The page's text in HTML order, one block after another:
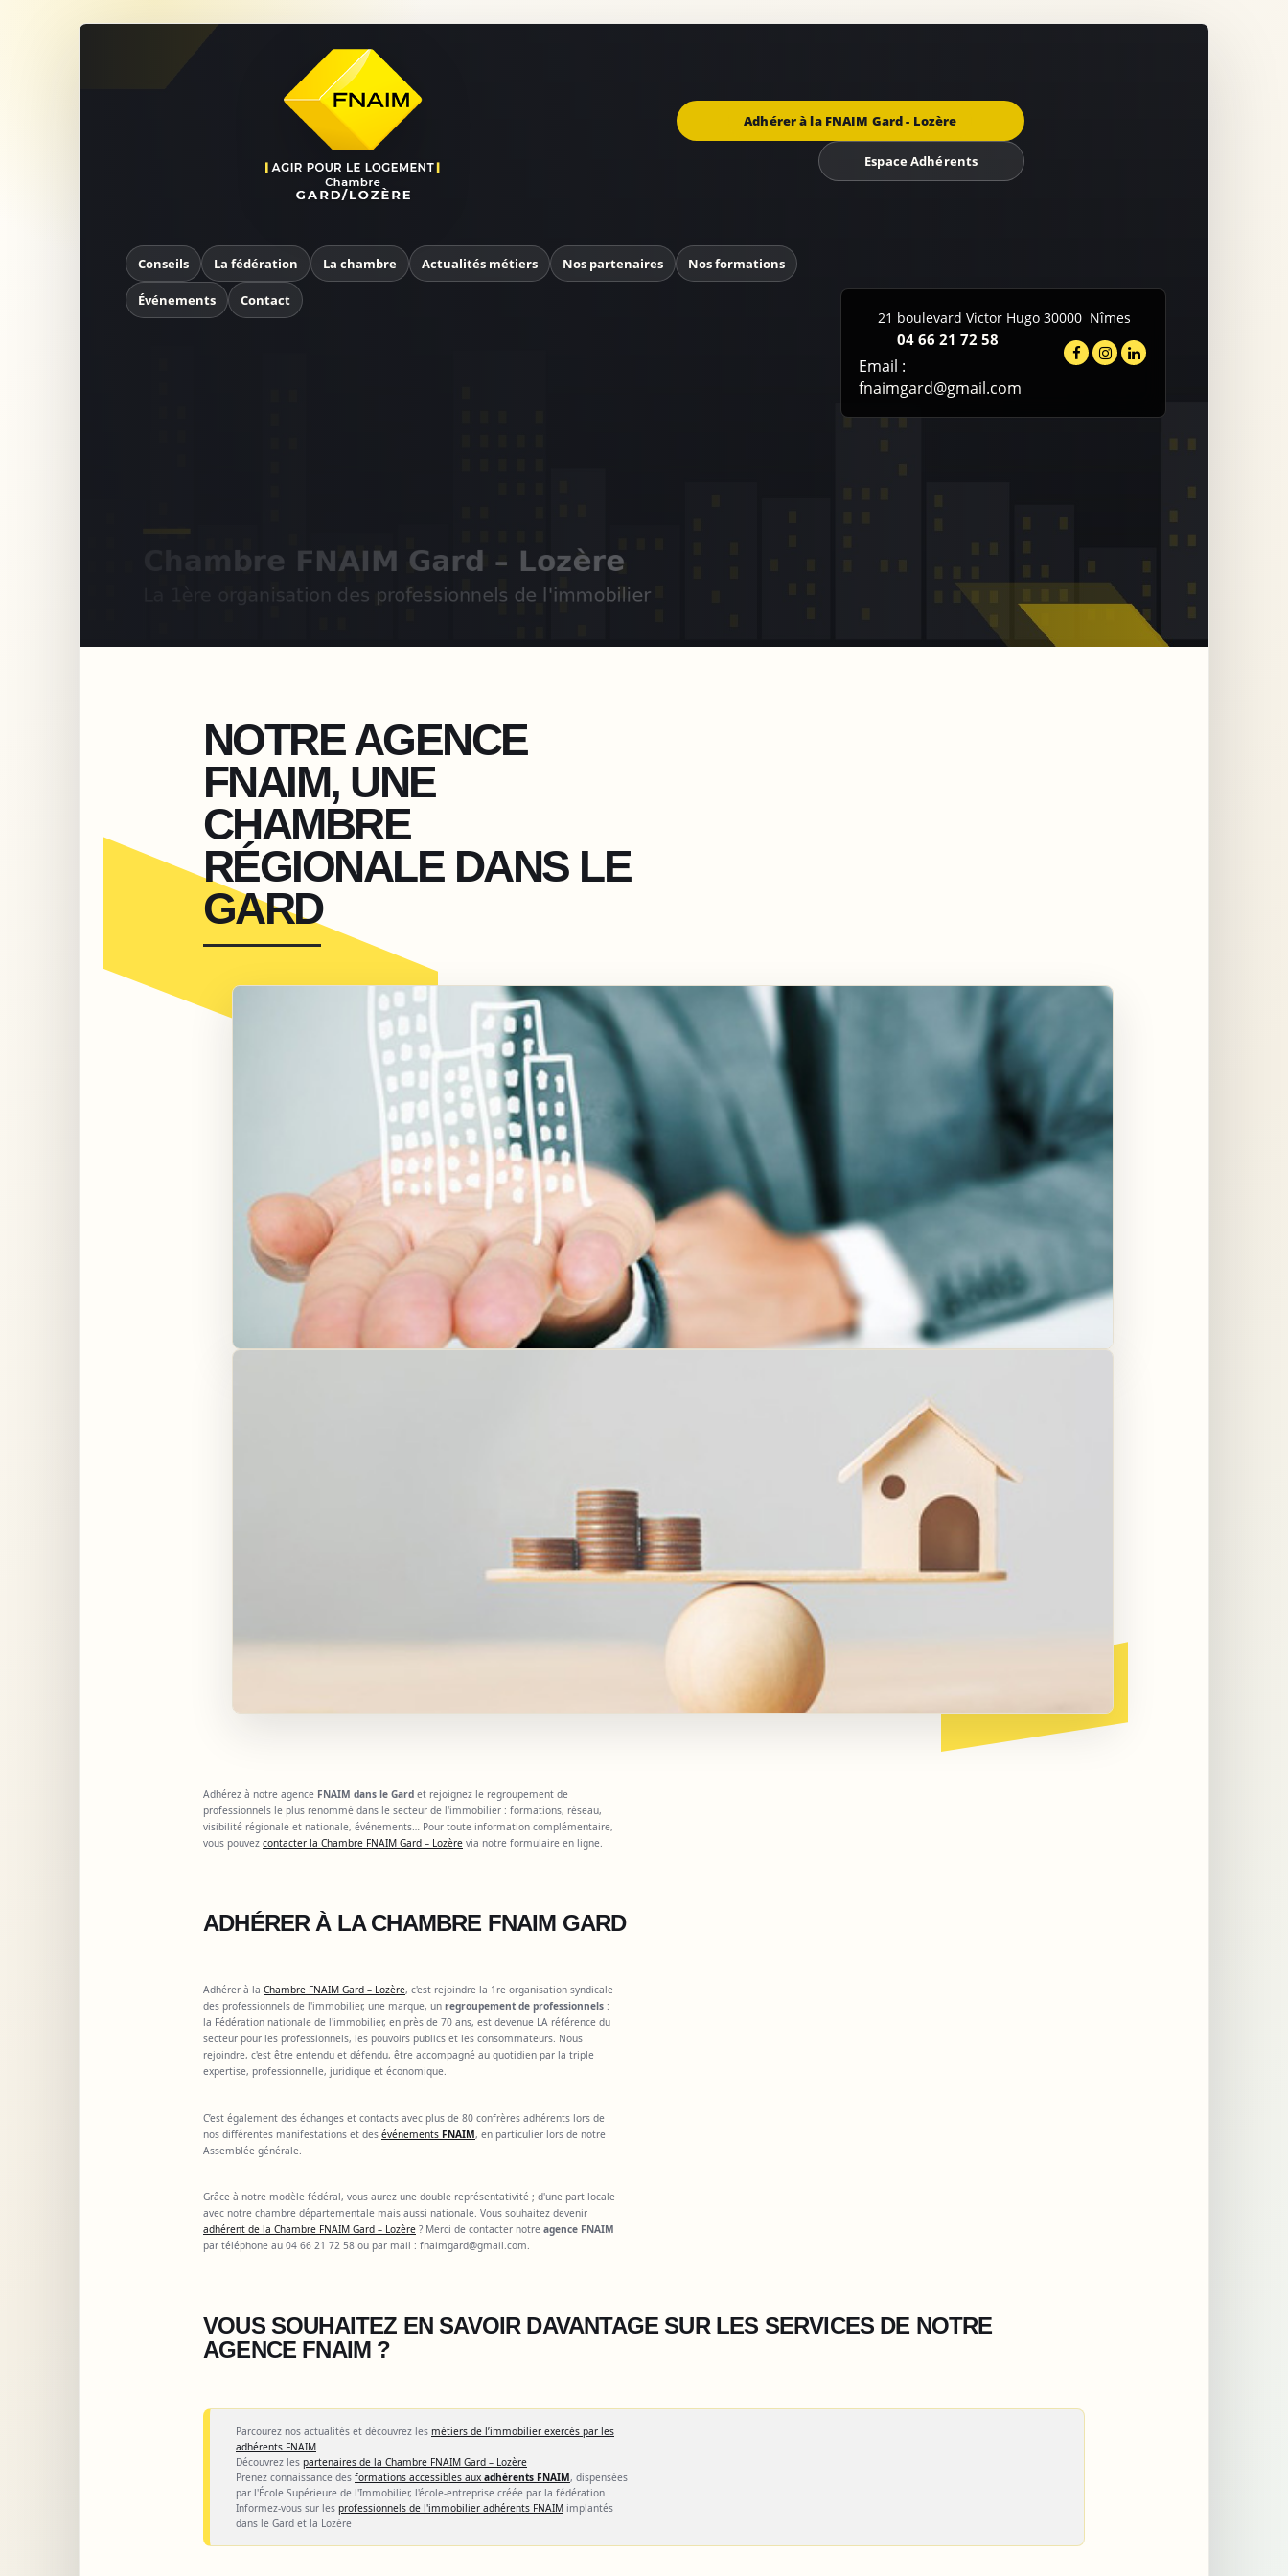
Adhérer à la FNAIM Gard - Lozère
Espace Adhérents
Conseils La fédération La chambre Actualités métiers Nos partenaires Nos formations
Événements Contact
21 boulevard Victor Hugo 30000 Nîmes
04 66 21 72 58
Email :
fnaimgard@gmail.com
NOTRE AGENCE
FNAIM, UNE
CHAMBRE
RÉGIONALE DANS LE
GARD
Adhérez à notre agence FNAIM dans le Gard et rejoignez le regroupement de
professionnels le plus renommé dans le secteur de l'immobilier : formations, réseau,
visibilité régionale et nationale, événements… Pour toute information complémentaire,
vous pouvez contacter la Chambre FNAIM Gard – Lozère via notre formulaire en ligne.
ADHÉRER À LA CHAMBRE FNAIM GARD
Adhérer à la Chambre FNAIM Gard – Lozère, c'est rejoindre la 1re organisation syndicale
des professionnels de l'immobilier, une marque, un regroupement de professionnels :
la Fédération nationale de l'immobilier, en près de 70 ans, est devenue LA référence du
secteur pour les professionnels, les pouvoirs publics et les consommateurs. Nous
rejoindre, c'est être entendu et défendu, être accompagné au quotidien par la triple
expertise, professionnelle, juridique et économique.
C’est également des échanges et contacts avec plus de 80 confrères adhérents lors de
nos différentes manifestations et des événements FNAIM, en particulier lors de notre
Assemblée générale.
Grâce à notre modèle fédéral, vous aurez une double représentativité ; d'une part locale
avec notre chambre départementale mais aussi nationale. Vous souhaitez devenir
adhérent de la Chambre FNAIM Gard – Lozère ? Merci de contacter notre agence FNAIM
par téléphone au 04 66 21 72 58 ou par mail : fnaimgard@gmail.com.
VOUS SOUHAITEZ EN SAVOIR DAVANTAGE SUR LES SERVICES DE NOTRE
AGENCE FNAIM ?
Parcourez nos actualités et découvrez les métiers de l’immobilier exercés par les
adhérents FNAIM
Découvrez les partenaires de la Chambre FNAIM Gard – Lozère
Prenez connaissance des formations accessibles aux adhérents FNAIM, dispensées
par l'École Supérieure de l'Immobilier, l'école-entreprise créée par la fédération
Informez-vous sur les professionnels de l'immobilier adhérents FNAIM implantés
dans le Gard et la Lozère